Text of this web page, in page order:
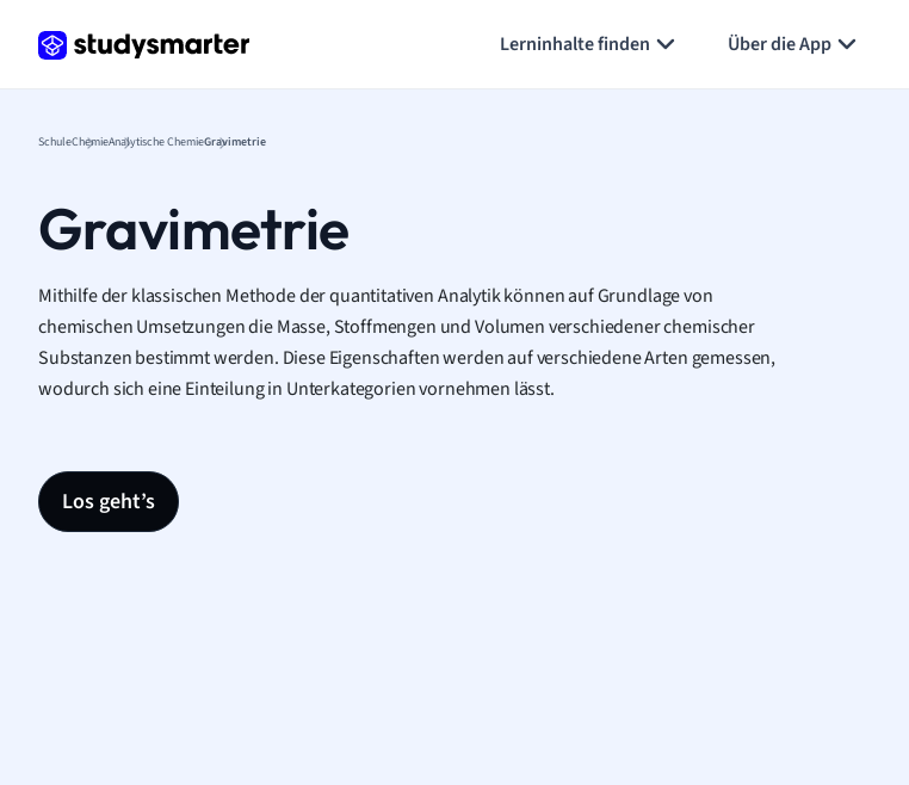
Lerninhalte finden Über die App
SchuleChemieAnalytische ChemieGravimetrie
Gravimetrie
Mithilfe der klassischen Methode der quantitativen Analytik können auf Grundlage von
chemischen Umsetzungen die Masse, Stoffmengen und Volumen verschiedener chemischer
Substanzen bestimmt werden. Diese Eigenschaften werden auf verschiedene Arten gemessen,
wodurch sich eine Einteilung in Unterkategorien vornehmen lässt.
Los geht’s